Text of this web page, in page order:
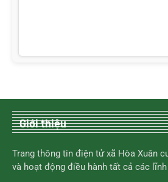
Giới thiệu
Trang thông tin điện tử xã Hòa Xuân
và hoạt động điều hành tất cả các